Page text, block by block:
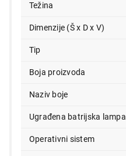
Težina
Dimenzije (Š x D x V)
Tip
Boja proizvoda
Naziv boje
Ugrađena batrijska lampa
Operativni sistem